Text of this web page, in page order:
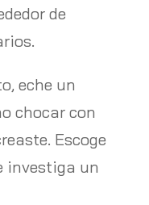
de
eche un
chocar con
Escoge
investiga un